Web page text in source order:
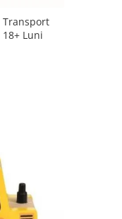
Transport
Luni